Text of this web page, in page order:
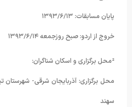
پایان مسابقات: ۱۳۹۳/۶/۱۳
خروج از اردو: صبح روزجمعه ۱۳۹۳/۶/۱۴
محل برگزاری: آذربایجان شرقی- شهرستان
سهند